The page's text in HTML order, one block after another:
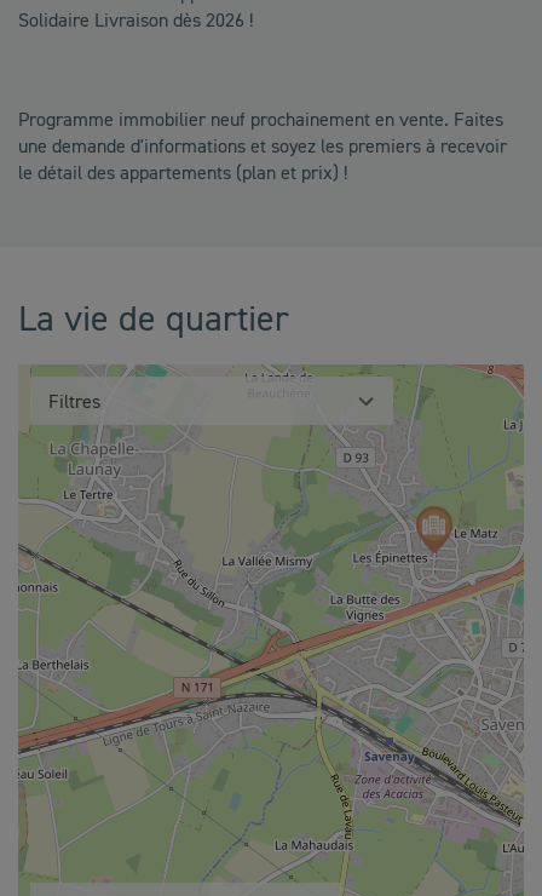
Solidaire Livraison dès 2026 !
Programme immobilier neuf prochainement en vente. Faites
une demande d'informations et soyez les premiers à recevoir
le détail des appartements (plan et prix) !
La vie de quartier
Filtres